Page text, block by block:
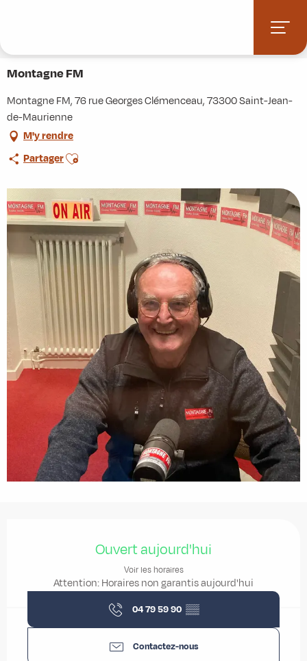
principal
Montagne FM
Montagne FM, 76 rue Georges Clémenceau, 73300 Saint-Jean-
de-Maurienne
M'y rendre
PartagerAjouter aux favoris
Ouvert aujourd'hui
Voir les horaires
Attention: Horaires non garantis aujourd'hui
04 79 59 90 ▒▒
Contactez-nous